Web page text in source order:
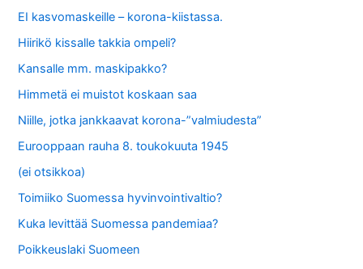
EI kasvomaskeille – korona-kiistassa.
Hiirikö kissalle takkia ompeli?
Kansalle mm. maskipakko?
Himmetä ei muistot koskaan saa
Niille, jotka jankkaavat korona-”valmiudesta”
Eurooppaan rauha 8. toukokuuta 1945
(ei otsikkoa)
Toimiiko Suomessa hyvinvointivaltio?
Kuka levittää Suomessa pandemiaa?
Poikkeuslaki Suomeen